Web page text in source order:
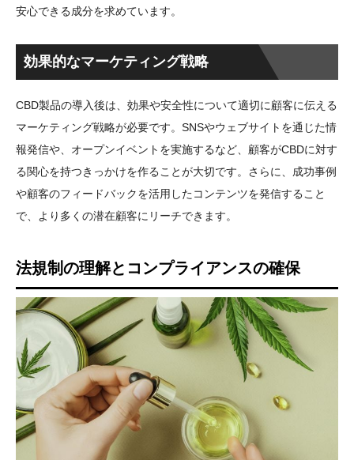
安心できる成分を求めています。
効果的なマーケティング戦略
CBD製品の導入後は、効果や安全性について適切に顧客に伝える
マーケティング戦略が必要です。SNSやウェブサイトを通じた情
報発信や、オープンイベントを実施するなど、顧客がCBDに対す
る関心を持つきっかけを作ることが大切です。さらに、成功事例
や顧客のフィードバックを活用したコンテンツを発信すること
で、より多くの潜在顧客にリーチできます。
法規制の理解とコンプライアンスの確保